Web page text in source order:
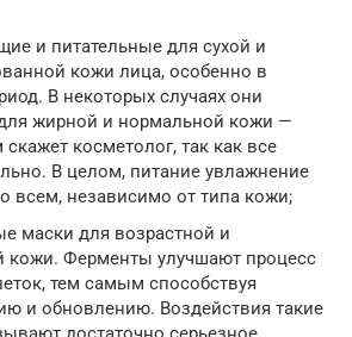
и питательные для сухой и
кожи лица, особенно в
В некоторых случаях они
жирной и нормальной кожи —
скажет косметолог, так как все
В целом, питание увлажнение
всем, независимо от типа кожи;
маски для возрастной и
кожи. Ферменты улучшают процесс
тем самым способствуя
и обновлению. Воздействия такие